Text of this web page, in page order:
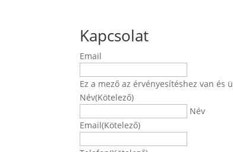
Kapcsolat
Email
Ez a mező az érvényesítéshez van és
Név(Kötelező)
Név
Email(Kötelező)